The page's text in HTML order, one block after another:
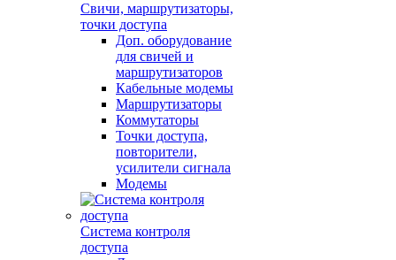
Свичи, маршрутизаторы,
точки доступа
Доп. оборудование
для свичей и
маршрутизаторов
Кабельные модемы
Маршрутизаторы
Коммутаторы
Точки доступа,
повторители,
усилители сигнала
Модемы
Система контроля
доступа